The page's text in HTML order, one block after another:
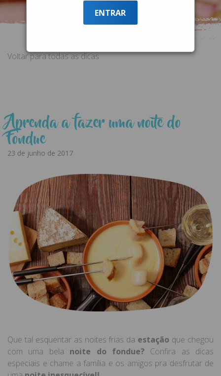
Voltar para todas as dicas
Aprenda a fazer uma noite do
Fondue
23 de junho de 2017
Que tal esquentar as noites frias da estação que chegou
com uma bela noite do fondue? Confira as dicas
especiais e chame a família e os amigos pra desfrutar de
ENTRAR